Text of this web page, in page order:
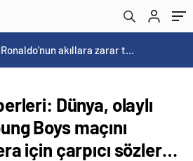
Cristiano Ronaldo’nun akıllara zarar tüm kariyerinin istatistiğini çıkardık !
sözler…
Dünya, olaylı
Boys maçını
için çarpıcı sözler…